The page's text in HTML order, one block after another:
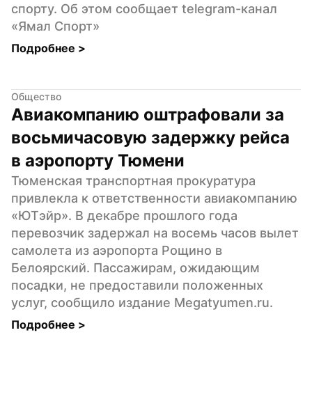
спорту. Об этом сообщает telegram-канал
«Ямал Спорт»
Подробнее >
Общество
Авиакомпанию оштрафовали за
восьмичасовую задержку рейса
в аэропорту Тюмени
Тюменская транспортная прокуратура
привлекла к ответственности авиакомпанию
«ЮТэйр». В декабре прошлого года
перевозчик задержал на восемь часов вылет
самолета из аэропорта Рощино в
Белоярский. Пассажирам, ожидающим
посадки, не предоставили положенных
услуг, сообщило издание Мegatyumen.ru.
Подробнее >